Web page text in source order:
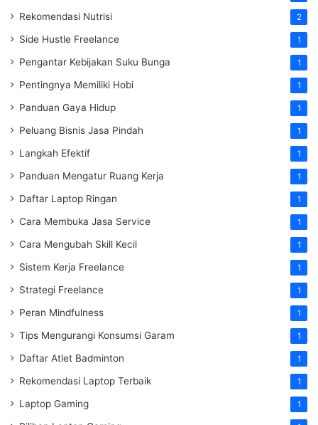
Rekomendasi Nutrisi 2
Side Hustle Freelance 1
Pengantar Kebijakan Suku Bunga 1
Pentingnya Memiliki Hobi 1
Panduan Gaya Hidup 1
Peluang Bisnis Jasa Pindah 1
Langkah Efektif 1
Panduan Mengatur Ruang Kerja 1
Daftar Laptop Ringan 1
Cara Membuka Jasa Service 1
Cara Mengubah Skill Kecil 1
Sistem Kerja Freelance 1
Strategi Freelance 1
Peran Mindfulness 1
Tips Mengurangi Konsumsi Garam 1
Daftar Atlet Badminton 1
Rekomendasi Laptop Terbaik 1
Laptop Gaming 1